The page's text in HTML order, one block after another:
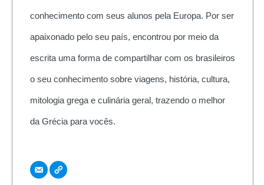
conhecimento com seus alunos pela Europa. Por ser
apaixonado pelo seu país, encontrou por meio da
escrita uma forma de compartilhar com os brasileiros
o seu conhecimento sobre viagens, história, cultura,
mitologia grega e culinária geral, trazendo o melhor
da Grécia para vocês.